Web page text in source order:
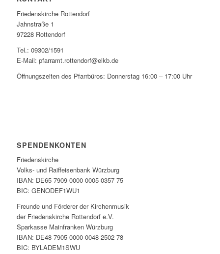
Friedenskirche Rottendorf
Jahnstraße 1
97228 Rottendorf
Tel.: 09302/1591
E-Mail: pfarramt.rottendorf@elkb.de
Öffnungszeiten des Pfarrbüros: Donnerstag 16:00 – 17:00 Uhr
SPENDENKONTEN
Friedenskirche
Volks- und Raiffeisenbank Würzburg
IBAN: DE65 7909 0000 0005 0357 75
BIC: GENODEF1WU1
Freunde und Förderer der Kirchenmusik
der Friedenskirche Rottendorf e.V.
Sparkasse Mainfranken Würzburg
IBAN: DE48 7905 0000 0048 2502 78
BIC: BYLADEM1SWU